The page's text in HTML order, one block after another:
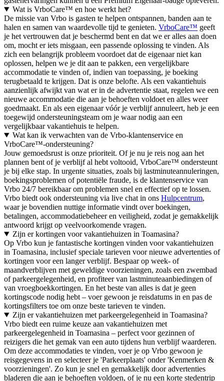
Wat is VrboCare™ en hoe werkt het?
De missie van Vrbo is gasten te helpen ontspannen, banden aan te
halen en samen van waardevolle tijd te genieten. VrboCare™ geeft
je het vertrouwen dat je beschermd bent en dat we er alles aan doen
om, mocht er iets misgaan, een passende oplossing te vinden. Als
zich een belangrijk probleem voordoet dat de eigenaar niet kan
oplossen, helpen we je dit aan te pakken, een vergelijkbare
accommodatie te vinden of, indien van toepassing, je boeking
terugbetaald te krijgen. Dat is onze belofte. Als een vakantiehuis
aanzienlijk afwijkt van wat er in de advertentie staat, regelen we een
nieuwe accommodatie die aan je behoeften voldoet en alles weer
goedmaakt. En als een eigenaar vóór je verblijf annuleert, heb je een
toegewijd ondersteuningsteam om je waar nodig aan een
vergelijkbaar vakantiehuis te helpen.
Wat kan ik verwachten van de Vrbo-klantenservice en
VrboCare™-ondersteuning?
Jouw gemoedsrust is onze prioriteit. Of je nu je reis nog aan het
plannen bent of je verblijf al hebt voltooid, VrboCare™ ondersteunt
je bij elke stap. In urgente situaties, zoals bij lastminuteannuleringen,
boekingsproblemen of potentiële fraude, is de klantenservice van
Vrbo 24/7 bereikbaar om problemen snel en effectief op te lossen.
Vrbo biedt ook ondersteuning via live chat in ons Hulpcentrum,
waar je bovendien nuttige informatie vindt over boekingen,
betalingen, accommodatiebeheer en veiligheid, zodat je gemakkelijk
antwoord krijgt op veelvoorkomende vragen.
Zijn er kortingen voor vakantiehuizen in Toamasina?
Op Vrbo kun je fantastische kortingen vinden voor vakantiehuizen
in Toamasina, inclusief speciale tarieven voor nieuwe advertenties of
kortingen voor een langer verblijf. Bespaar op week- of
maandverblijven met geweldige voorzieningen, zoals een zwembad
of parkeergelegenheid, en profiteer van lastminuteaanbiedingen of
van vroegboekkortingen. En het beste van alles is dat je geen
kortingscode nodig hebt – voer gewoon je reisdatums in en pas de
kortingsfilters toe om onze beste tarieven te vinden.
Zijn er vakantiehuizen met parkeergelegenheid in Toamasina?
Vrbo biedt een ruime keuze aan vakantiehuizen met
parkeergelegenheid in Toamasina – perfect voor gezinnen of
reizigers die het gemak van een auto tijdens hun verblijf waarderen.
Om deze accommodaties te vinden, voer je op Vrbo gewoon je
reisgegevens in en selecteer je 'Parkeerplaats' onder 'Kenmerken &
voorzieningen'. Zo kun je snel en gemakkelijk door advertenties
bladeren die aan je behoeften voldoen, of je nu een korte stedentrip